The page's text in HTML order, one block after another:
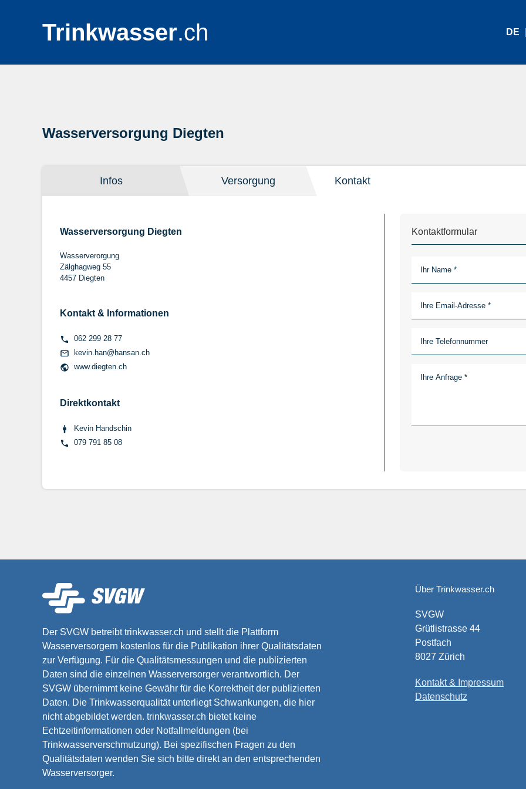
Trinkwasser.ch DE
Wasserversorgung Diegten
Infos Versorgung Kontakt
Wasserversorgung Diegten
Wasserverorgung
Zälghagweg 55
4457 Diegten
Kontakt & Informationen
062 299 28 77
kevin.han@hansan.ch
www.diegten.ch
Direktkontakt
Kevin Handschin
079 791 85 08
Kontaktformular
Der SVGW betreibt trinkwasser.ch und stellt die Plattform
Wasserversorgern kostenlos für die Publikation ihrer Qualitätsdaten
zur Verfügung. Für die Qualitätsmessungen und die publizierten
Daten sind die einzelnen Wasserversorger verantwortlich. Der
SVGW übernimmt keine Gewähr für die Korrektheit der publizierten
Daten. Die Trinkwasserqualität unterliegt Schwankungen, die hier
nicht abgebildet werden. trinkwasser.ch bietet keine
Echtzeitinformationen oder Notfallmeldungen (bei
Trinkwasserverschmutzung). Bei spezifischen Fragen zu den
Qualitätsdaten wenden Sie sich bitte direkt an den entsprechenden
Wasserversorger.
Über Trinkwasser.ch
SVGW
Grütlistrasse 44
Postfach
8027 Zürich
Kontakt & Impressum
Datenschutz